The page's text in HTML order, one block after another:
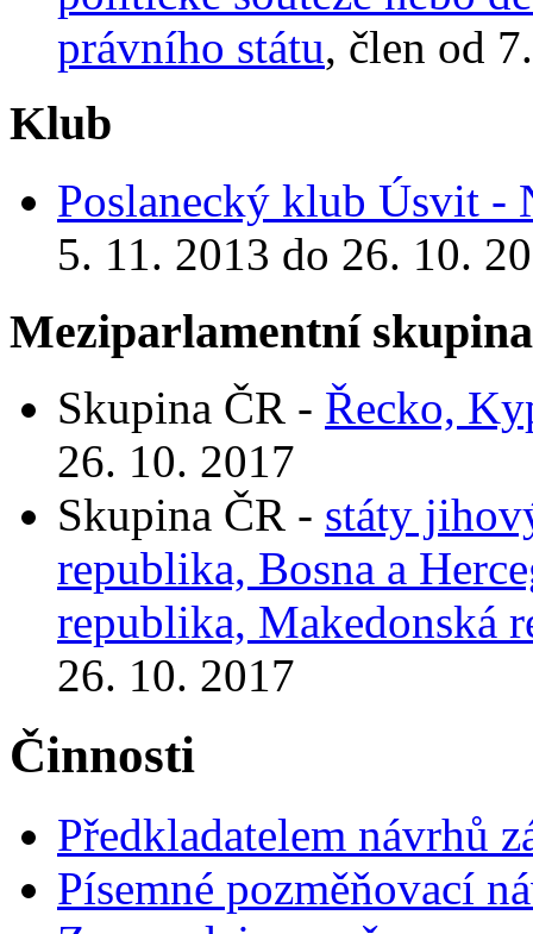
právního státu, člen od
Klub
Poslanecký klub Úsvit -
5. 11. 2013 do 26. 10.
Meziparlamentní
Skupina ČR - Řecko,
26. 10. 2017
Skupina ČR - státy
republika, Bosna a
republika, Makedonská
26. 10. 2017
Činnosti
Předkladatelem návrhů
Písemné pozměňovací